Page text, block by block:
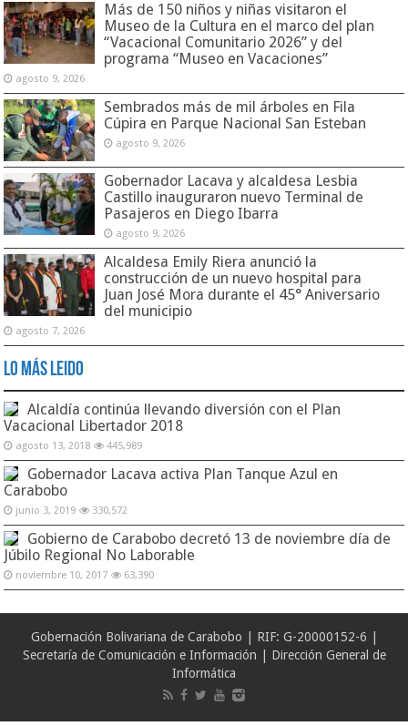
Más de 150 niños y niñas visitaron el
Museo de la Cultura en el marco del plan
“Vacacional Comunitario 2026” y del
programa “Museo en Vacaciones”
agosto 9, 2026
Sembrados más de mil árboles en Fila
Cúpira en Parque Nacional San Esteban
agosto 9, 2026
Gobernador Lacava y alcaldesa Lesbia
Castillo inauguraron nuevo Terminal de
Pasajeros en Diego Ibarra
agosto 9, 2026
Alcaldesa Emily Riera anunció la
construcción de un nuevo hospital para
Juan José Mora durante el 45° Aniversario
del municipio
agosto 7, 2026
Lo Más Leido
Alcaldía continúa llevando diversión con el Plan
Vacacional Libertador 2018
agosto 13, 2018 445,989
Gobernador Lacava activa Plan Tanque Azul en
Carabobo
junio 3, 2019 330,572
Gobierno de Carabobo decretó 13 de noviembre día de
Júbilo Regional No Laborable
noviembre 10, 2017 63,390
Gobernación Bolivariana de Carabobo | RIF: G-20000152-6 |
Secretaría de Comunicación e Información | Dirección General de
Informática